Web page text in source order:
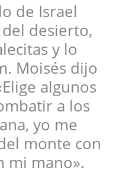
de Israel
desierto,
y lo
Moisés dijo
algunos
a los
yo me
monte con
mi mano».